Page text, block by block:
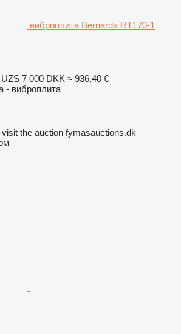
виброплита Bernards RT170-1
UZS 7 000 DKK ≈ 936,40 €
- виброплита
the auction fymasauctions.dk